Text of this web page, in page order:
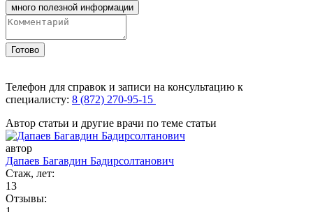
много полезной информации
Готово
Телефон для справок и записи на консультацию к
специалисту: 8 (872) 270-95-15
Автор статьи и другие врачи по теме статьи
автор
Дапаев Багавдин Бадирсолтанович
Стаж, лет:
13
Отзывы: